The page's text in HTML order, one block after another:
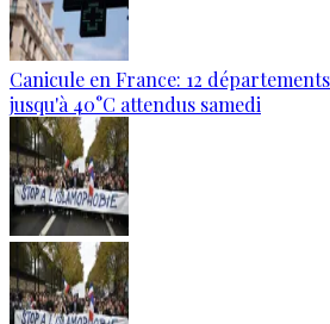
Canicule en France: 12
jusqu'à 40°C attendus samedi